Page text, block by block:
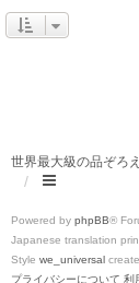
世界最大級の品ぞろ
Powered by phpBB®
Japanese translation
Style we_universal
プライバシーについて 利